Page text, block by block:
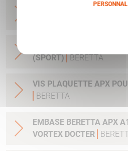
HAUSSE FIXE APX POINT
(SPORT) BERETTA
VIS PLAQUETTE APX
BERETTA
EMBASE BERETTA APX
VORTEX DOCTER